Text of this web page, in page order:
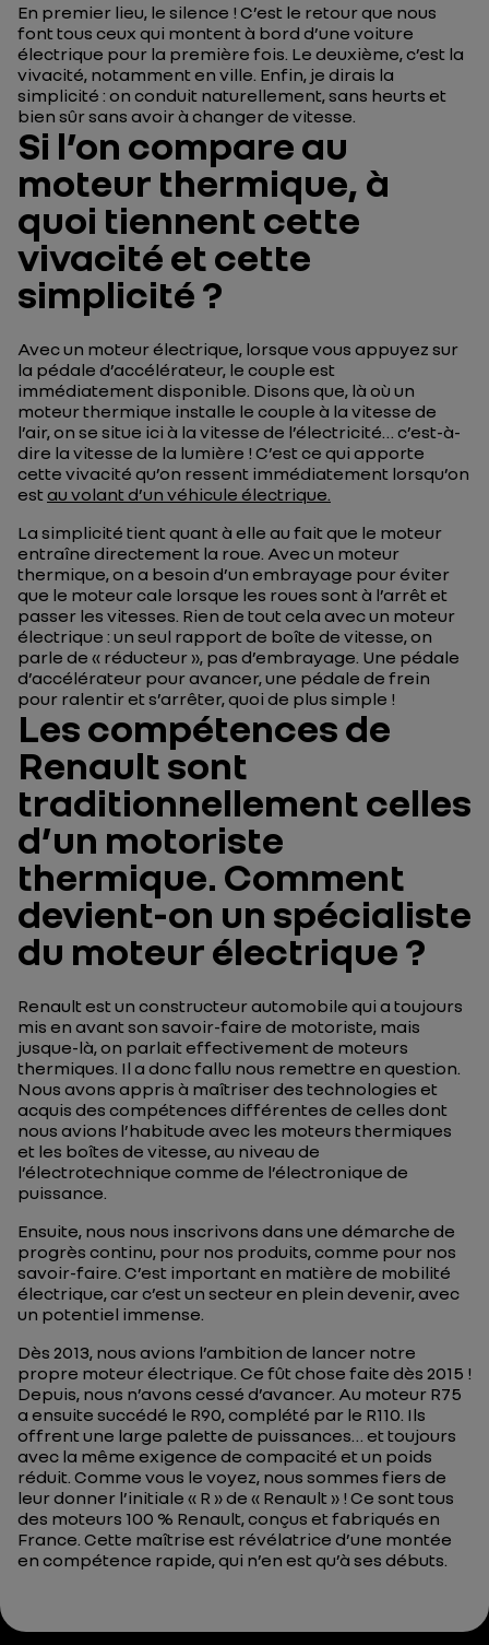
En premier lieu, le silence ! C’est le retour que nous
font tous ceux qui montent à bord d’une voiture
électrique pour la première fois. Le deuxième, c’est la
vivacité, notamment en ville. Enfin, je dirais la
simplicité : on conduit naturellement, sans heurts et
bien sûr sans avoir à changer de vitesse.
Si l’on compare au
moteur thermique, à
quoi tiennent cette
vivacité et cette
simplicité ?
Avec un moteur électrique, lorsque vous appuyez sur
la pédale d’accélérateur, le couple est
immédiatement disponible. Disons que, là où un
moteur thermique installe le couple à la vitesse de
l’air, on se situe ici à la vitesse de l’électricité… c’est-à-
dire la vitesse de la lumière ! C’est ce qui apporte
cette vivacité qu’on ressent immédiatement lorsqu’on
estau volant d’un véhicule électrique.
La simplicité tient quant à elle au fait que le moteur
entraîne directement la roue. Avec un moteur
thermique, on a besoin d’un embrayage pour éviter
que le moteur cale lorsque les roues sont à l’arrêt et
passer les vitesses. Rien de tout cela avec un moteur
électrique : un seul rapport de boîte de vitesse, on
parle de « réducteur », pas d’embrayage. Une pédale
d’accélérateur pour avancer, une pédale de frein
pour ralentir et s’arrêter, quoi de plus simple !
Les compétences de
Renault sont
traditionnellement celles
d’un motoriste
thermique. Comment
devient-on un spécialiste
du moteur électrique ?
Renault est un constructeur automobile qui a toujours
mis en avant son savoir-faire de motoriste, mais
jusque-là, on parlait effectivement de moteurs
thermiques. Il a donc fallu nous remettre en question.
Nous avons appris à maîtriser des technologies et
acquis des compétences différentes de celles dont
nous avions l’habitude avec les moteurs thermiques
et les boîtes de vitesse, au niveau de
l’électrotechnique comme de l’électronique de
puissance.
Ensuite, nous nous inscrivons dans une démarche de
progrès continu, pour nos produits, comme pour nos
savoir-faire. C’est important en matière de mobilité
électrique, car c’est un secteur en plein devenir, avec
un potentiel immense.
Dès 2013, nous avions l’ambition de lancer notre
propre moteur électrique. Ce fût chose faite dès 2015 !
Depuis, nous n’avons cessé d’avancer. Au moteur R75
a ensuite succédé le R90, complété par le R110. Ils
offrent une large palette de puissances… et toujours
avec la même exigence de compacité et un poids
réduit. Comme vous le voyez, nous sommes fiers de
leur donner l’initiale « R » de « Renault » ! Ce sont tous
des moteurs 100 % Renault, conçus et fabriqués en
France. Cette maîtrise est révélatrice d’une montée
en compétence rapide, qui n’en est qu’à ses débuts.